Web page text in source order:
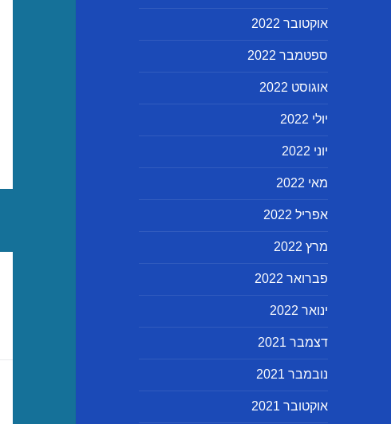
אוקטובר 2022
ספטמבר 2022
אוגוסט 2022
יולי 2022
יוני 2022
מאי 2022
אפריל 2022
מרץ 2022
פברואר 2022
ינואר 2022
דצמבר 2021
נובמבר 2021
אוקטובר 2021